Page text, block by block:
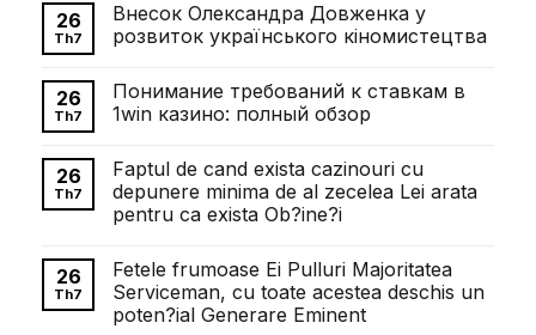
26
Th7
Внесок Олександра Довженка у
розвиток українського кіномистецтва
bình
luận
ở
Довженка
у
розвиток
українського
26
Th7
Понимание требований к ставкам в
1win казино: полный обзор
bình
luận
ở
Понимание
ставкам
в
1win
казино:
полный
26
Th7
Faptul de cand exista cazinouri cu
depunere minima de al zecelea Lei arata
pentru ca exista Ob?ine?i
bình
luận
ở
Faptul
26
Th7
Fetele frumoase Ei Pulluri Majoritatea
Serviceman, cu toate acestea deschis un
poten?ial Generare Eminent